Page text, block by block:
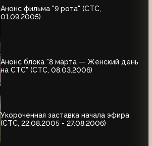
Анонс фильма "9 рота" (СТС,
01.09.2005)
Анонс блока "8 марта — Женский день
на СТС" (СТС, 08.03.2006)
Укороченная заставка начала эфира
(СТС, 22.08.2005 - 27.08.2006)